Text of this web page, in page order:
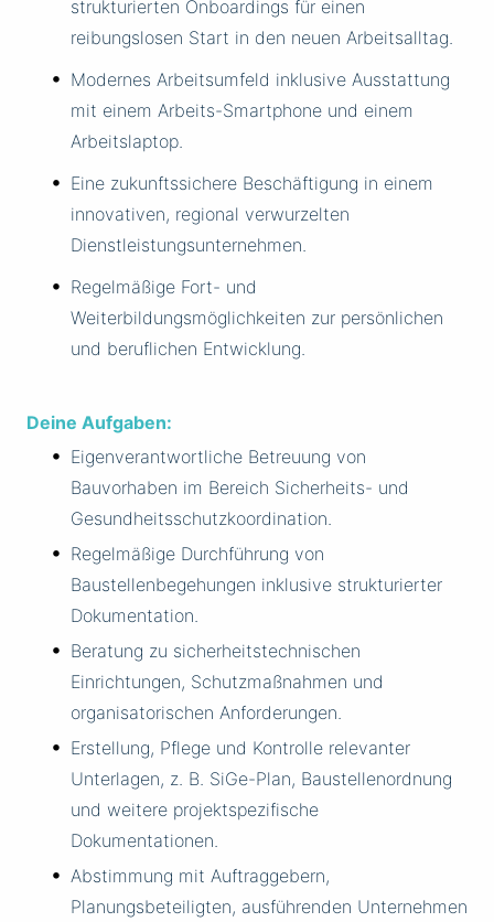
strukturierten Onboardings für einen
reibungslosen Start in den neuen Arbeitsalltag.
Modernes Arbeitsumfeld inklusive Ausstattung
mit einem Arbeits-Smartphone und einem
Arbeitslaptop.
Eine zukunftssichere Beschäftigung in einem
innovativen, regional verwurzelten
Dienstleistungsunternehmen.
Regelmäßige Fort- und
Weiterbildungsmöglichkeiten zur persönlichen
und beruflichen Entwicklung.
Deine Aufgaben:
Eigenverantwortliche Betreuung von
Bauvorhaben im Bereich Sicherheits- und
Gesundheitsschutzkoordination.
Regelmäßige Durchführung von
Baustellenbegehungen inklusive strukturierter
Dokumentation.
Beratung zu sicherheitstechnischen
Einrichtungen, Schutzmaßnahmen und
organisatorischen Anforderungen.
Erstellung, Pflege und Kontrolle relevanter
Unterlagen, z. B. SiGe-Plan, Baustellenordnung
und weitere projektspezifische
Dokumentationen.
Abstimmung mit Auftraggebern,
Planungsbeteiligten, ausführenden Unternehmen